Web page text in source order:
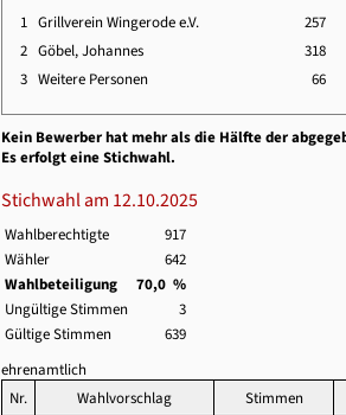
1 Grillverein Wingerode e.V.
257
2 Göbel, Johannes
318
3 Weitere Personen 66
Kein Bewerber hat mehr als die Hälfte der
Es erfolgt eine Stichwahl.
Stichwahl am 12.10.2025
Wahlberechtigte
917
Wähler
642
Wahlbeteiligung
70,0 %
Ungültige Stimmen
3
Gültige Stimmen
639
ehrenamtlich
Nr.
Wahlvorschlag Stimmen